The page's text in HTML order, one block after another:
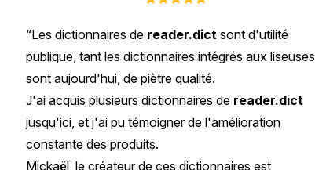
Les dictionnaires de reader.dict sont d'utilité
publique, tant les dictionnaires intégrés aux liseuses
sont aujourd'hui, de piètre qualité.
J'ai acquis plusieurs dictionnaires de reader.dict
jusqu'ici, et j'ai pu témoigner de l'amélioration
constante des produits.
Mickaël, le créateur de ces dictionnaires est